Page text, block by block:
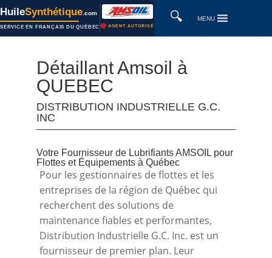
HuileSynthétique .com
SERVICE EN FRANÇAIS DU QUÉBEC AGENT AUTORISÉ
🔍 MENU
Détaillant Amsoil à
QUEBEC
DISTRIBUTION INDUSTRIELLE G.C.
INC
Votre Fournisseur de Lubrifiants AMSOIL pour
Flottes et Équipements à Québec
Pour les gestionnaires de flottes et les
entreprises de la région de Québec qui
recherchent des solutions de
maintenance fiables et performantes,
Distribution Industrielle G.C. Inc. est un
fournisseur de premier plan. Leur